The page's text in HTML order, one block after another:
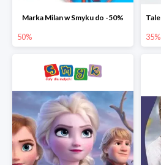
Marka Milan w Smyku do -50%
50% 35%